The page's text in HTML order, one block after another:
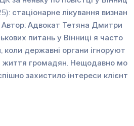
стаціонарне лікування визнан
Адвокат Тетяна Дмитри
питань у Вінниці я часто
державні органи ігноруют
життя громадян. Нещодавно мо
захистило інтереси клієнт